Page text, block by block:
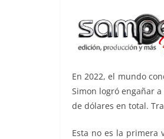
En 2022, el mundo
Simon logró engañar
de dólares en total.
Esta no es la primera